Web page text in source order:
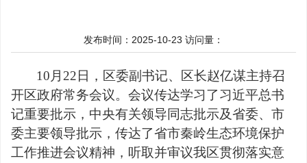
发布时间：2025-10-23 访问量：
10月22日，区委副书记、区长赵亿谋主持召
开区政府常务会议。会议传达学习了习近平总书
记重要批示，中央有关领导同志批示及省委、市
委主要领导批示，传达了省市秦岭生态环境保护
工作推进会议精神，听取并审议我区贯彻落实意